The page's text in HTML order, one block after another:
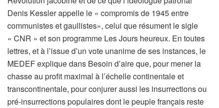
Denis Kessler appelle le « compromis de 1945 entre
communistes et gaullistes», celui que résument le sigle
« CNR » et son programme Les Jours heureux. En toutes
lettres, et à l’issue d’un vote unanime de ses instances, le
MEDEF explique dans Besoin d’aire que, pour mener la
chasse au profit maximal à l’échelle continentale et
transcontinentale, pour conjurer aussi les insurrections ou
pré-insurrections populaires dont le peuple français reste